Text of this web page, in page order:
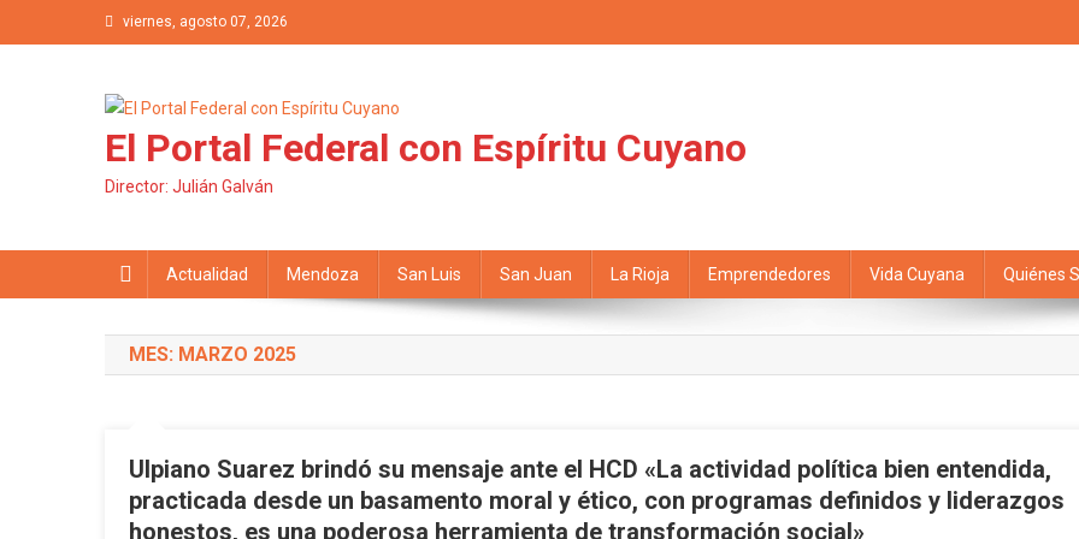
Saltar al contenidoviernes, agosto 07, 2026
El Portal Federal con Espíritu Cuyano
Director: Julián Galván
Actualidad Mendoza San Luis San Juan La Rioja Emprendedores Vida Cuyana Quiénes
MES: MARZO 2025
Ulpiano Suarez brindó su mensaje ante el HCD «La actividad política bien entendida,
practicada desde un basamento moral y ético, con programas definidos y liderazgos
honestos, es una poderosa herramienta de transformación social»